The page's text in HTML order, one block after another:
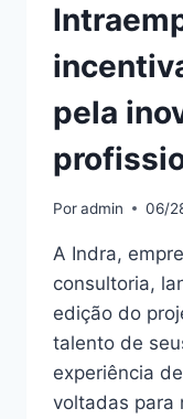
pela
Poradmin 06/
A Indra,
consultoria,
edição do
talento de
experiência
voltadas para